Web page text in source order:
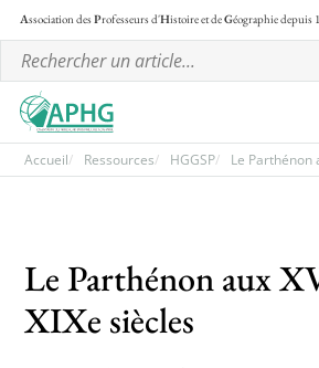
Association desProfesseurs d'Histoire et deGéographiedepuis
Les régionales
Les ateliers
Accueil Ressources HGGSP Le Parthénon
Le Parthénon aux
XIXe siècles